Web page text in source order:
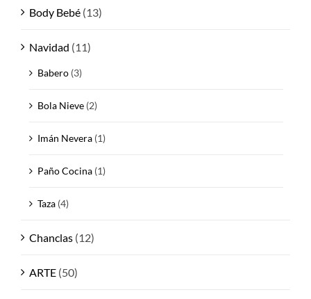
Body Bebé (13)
Navidad (11)
Babero (3)
Bola Nieve (2)
Imán Nevera (1)
Paño Cocina (1)
Taza (4)
Chanclas (12)
ARTE (50)